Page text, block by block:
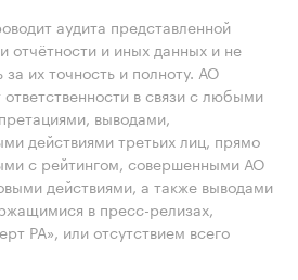
аудита представленной
отчётности и иных данных и не
за их точность и полноту. АО
в связи с любыми
выводами,
действиями третьих лиц, прямо
с рейтингом, совершенными АО
действиями, а также выводами
в пресс-релизах,
РА», или отсутствием всего